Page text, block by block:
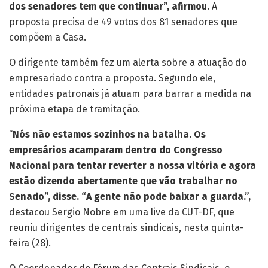
dos senadores tem que continuar”, afirmou. A
proposta precisa de 49 votos dos 81 senadores que
compõem a Casa.
O dirigente também fez um alerta sobre a atuação do
empresariado contra a proposta. Segundo ele,
entidades patronais já atuam para barrar a medida na
próxima etapa de tramitação.
“Nós não estamos sozinhos na batalha. Os
empresários acamparam dentro do Congresso
Nacional para tentar reverter a nossa vitória e agora
estão dizendo abertamente que vão trabalhar no
Senado”, disse. “A gente não pode baixar a guarda.”,
destacou Sergio Nobre em uma live da CUT-DF, que
reuniu dirigentes de centrais sindicais, nesta quinta-
feira (28).